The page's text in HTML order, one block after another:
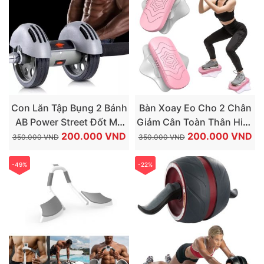
250.000 VND.
Con Lăn Tập Bụng 2 Bánh
AB Power Street Đốt Mỡ
Bụng 6 Múi
350.000VND GIÁ
LÀ:
350.000 VND.
200.000 VNDGIÁ
TẠI
200.000 VND.
Bàn Xoay Eo Cho 2 Chân
Giảm Cân Toàn Thân Hiệu
Quả
350.000VND GIÁ
LÀ:
350.000 VND.
200.000 VND
-49% -22%